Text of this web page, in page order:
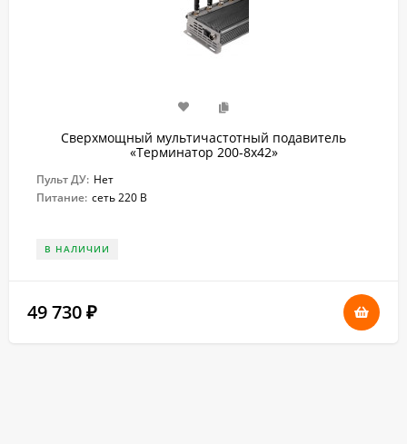
Сверхмощный мультичастотный подавитель
«Терминатор 200-8х42»
Пульт ДУ: Нет
Питание: сеть 220 В
В НАЛИЧИИ
49 730 ₽